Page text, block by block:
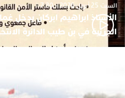
السبت 25 أبريل 2026 - 7:30
الأستاذ ابراهيم ابركان يدخل
الجزئية في بن طيب الدائرة